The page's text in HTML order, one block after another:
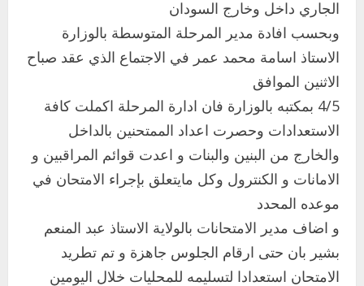
الجاري داخل وخارج السودان
وبحسب افادة مدير المرحلة المتوسطة بالوزارة
الاستاذ اسامة محمد عمر في الاجتماع الذي عقد صباح
الاثنين الموافق
4/5 بمكتبه بالوزارة فان ادارة المرحلة اكملت كافة
الاستعدادات وحصرت اعداد الممتحنين بالداخل
والخارج من البنين والبنات و اعدت قوائم المراقبين و
الامانات و الكنترول وكل مايتعلق بإجراء الامتحان في
موعده المحدد
و اضاف مدير الامتحانات بالولاية الاستاذ عبد المنعم
بشير بان حتى ارقام الجلوس جاهزة و تم تطريد
الامتحان استعدادا لتسليمه للمحليات خلال اليومين